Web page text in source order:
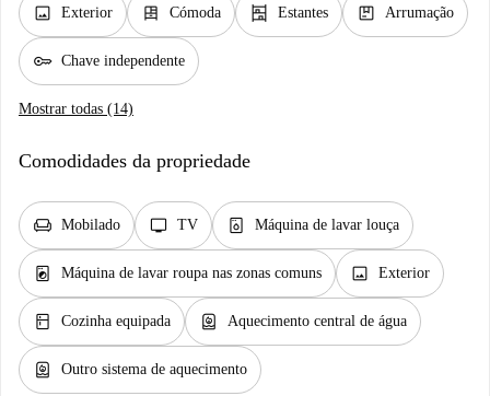
image Exterior dresser Cómoda shelves Estantes package Arrumação
key Chave independente
Mostrar todas (14)
Comodidades da propriedade
chair Mobilado tv TV dishwasher_gen Máquina de lavar louça
local_laundry_service Máquina de lavar roupa nas zonas comuns image Exterior
kitchen Cozinha equipada water_heater Aquecimento central de água
water_heater Outro sistema de aquecimento